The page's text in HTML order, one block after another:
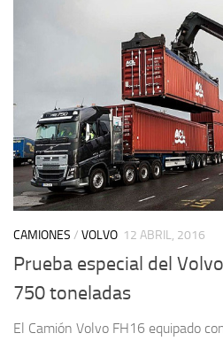
CAMIONES / VOLVO 12 ABRIL, 2016
Prueba especial del
750 toneladas
El Camión Volvo FH16 equipado